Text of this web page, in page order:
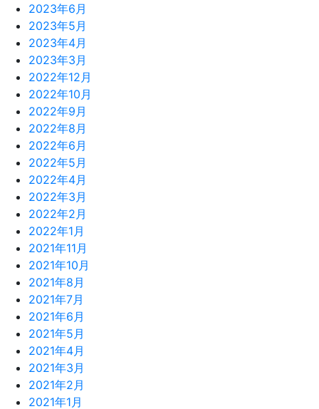
2023年6月
2023年5月
2023年4月
2023年3月
2022年12月
2022年10月
2022年9月
2022年8月
2022年6月
2022年5月
2022年4月
2022年3月
2022年2月
2022年1月
2021年11月
2021年10月
2021年8月
2021年7月
2021年6月
2021年5月
2021年4月
2021年3月
2021年2月
2021年1月